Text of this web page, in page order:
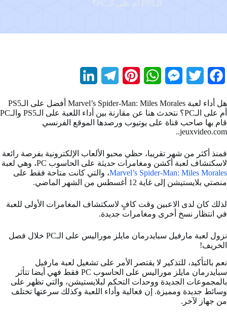
e
o
i
t
e
r
M
n
g
r
W
a
t
A
p
n
t
r
e
e
r
a
n
k
d
I
هل أداء لعبة Marvel’s Spider-Man: Miles Morales أفضل على الـPS5
أم على الـPC؟ نتحدث هنا عن مقارنة بين أداء اللعبة على الـPS5 والـPC
قام بها صاحب قناة على يوتيوب ورصدها الموقع الفرنسي
jeuxvideo.com..
فمنذ أكثر من شهر تقريبا، حظي محبو الألعاب الإلكترونية بفرصة رائعة
لاسكتشاف لعبة أكشن ومغامرات حديثة على الحاسوب PC، وهي لعبة
Marvel’s Spider-Man: Miles Morales، والتي كانت متاحة فقط على
منصتي بلايستيشن إلى غاية 12 أغسطس من الشهر الماضي.
لذلك كان لدى الاعبين وقت كافٍ لاسكتشاف المغامرات الأولى للعبة
في انتظار نسخ أخرى ومغامرات جديدة.
نزول لعبة مارفيل سبايدرمان مايلز موراليس على الـPC خلال فصل
الخريف!
نعم بالتأكيد، للتذكير لا يقتصر الأمر على تشغيل لعبة مارفيل
سبايدرمان مايلز موراليس على الحاسوب PC فقط فهي أيضا تتأثر
بالمجموعات الجديدة ووحدات التحكم لبلايستيشن، والتي تظهر على
وسائط جديدة ومميزة. إن فعالية وأداء اللعبة وكذلك سرعتها تختلف
من جهاز لآخر.